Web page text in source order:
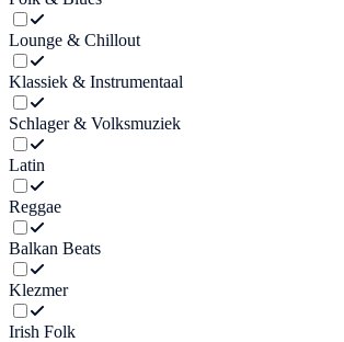
Lounge & Chillout
Klassiek & Instrumentaal
Schlager & Volksmuziek
Latin
Reggae
Balkan Beats
Klezmer
Irish Folk